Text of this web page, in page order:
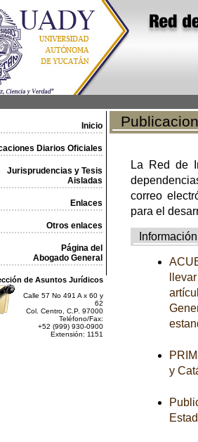
Inicio
Diarios Oficiales
Jurisprudencias y Tesis
Aisladas
Enlaces
Otros enlaces
Página del
Abogado General
de Asuntos Jurídicos
Calle 57 No 491 A x 60 y
62
Col. Centro, C.P. 97000
Teléfono/Fax:
+52 (999) 930-0900
Extensión: 1151
La Red de
correo
para el
Información
y